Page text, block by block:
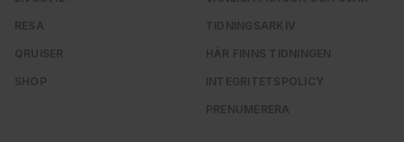
annons- och analysföretag som vi samarbetar med.
Dessa kan i sin tur kombinera informationen med annan
RESA
QRUISER
SHOP
TIDNINGSARKIV
HÄR FINNS TIDNINGEN
INTEGRITETSPOLICY
PRENUMERERA